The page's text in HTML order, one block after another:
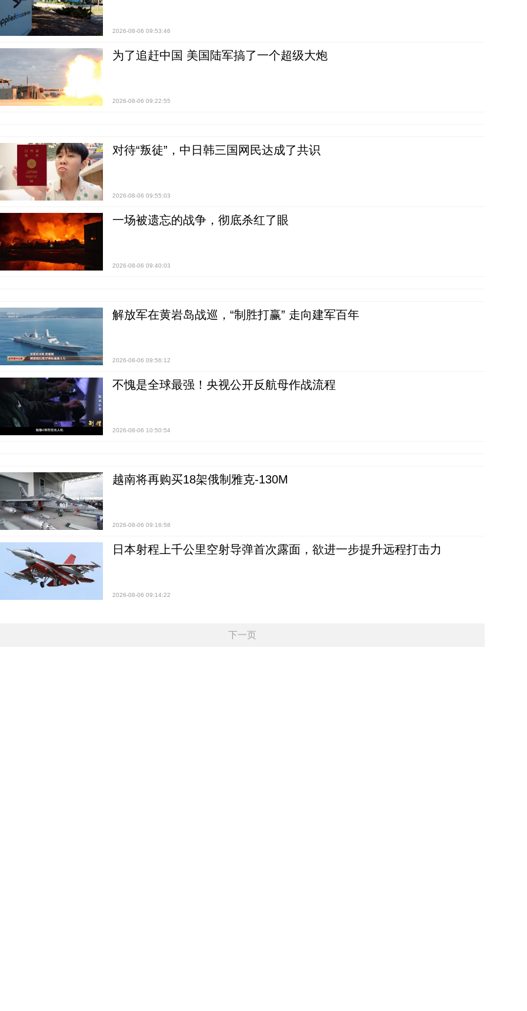
2026-08-06 09:53:46
为了追赶中国 美国陆军搞了一个超级大炮
2026-08-06 09:22:55
对待“叛徒”，中日韩三国网民达成了共识
2026-08-06 09:55:03
一场被遗忘的战争，彻底杀红了眼
2026-08-06 09:40:03
解放军在黄岩岛战巡，“制胜打赢” 走向建军百年
2026-08-06 09:56:12
不愧是全球最强！央视公开反航母作战流程
2026-08-06 10:50:54
越南将再购买18架俄制雅克-130M
2026-08-06 09:16:58
日本射程上千公里空射导弹首次露面，欲进一步提升远程打击力
2026-08-06 09:14:22
下一页